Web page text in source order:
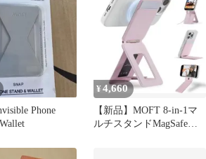
Phone
¥4,660
【新品】MOFT 8-in-1マ
ルチスタンドMagSafe対